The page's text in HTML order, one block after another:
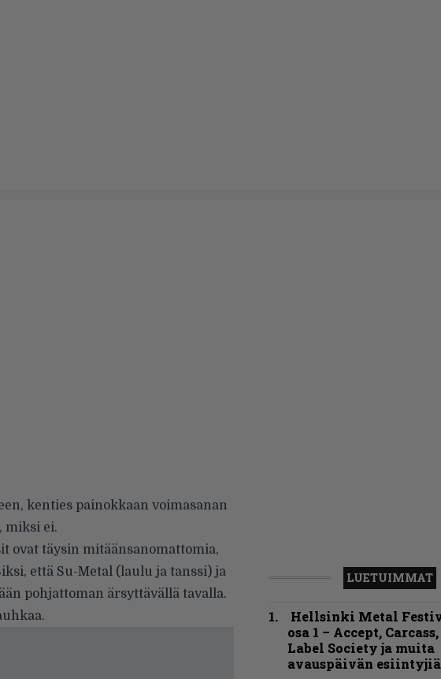
kenties painokkaan voimasanan
miksi ei.
ovat täysin mitäänsanomattomia,
että Su-Metal (laulu ja tanssi) ja
pohjattoman ärsyttävällä tavalla.
LUETUIMMAT
Hellsinki Metal
osa 1 – Accept,
Label Society ja muita
avauspäivän esiintyjiä